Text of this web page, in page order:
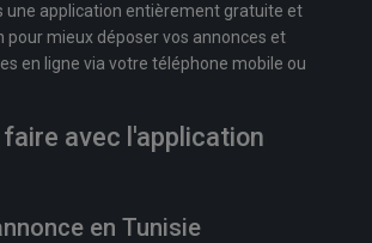
une application entièrement gratuite et
pour mieux déposer vos annonces et
en ligne via votre téléphone mobile ou
avec l'application
en Tunisie